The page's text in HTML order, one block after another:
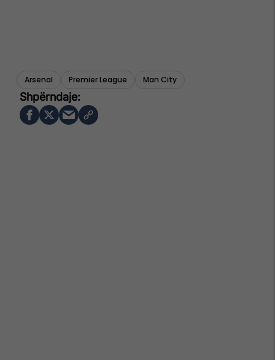
Arsenal Premier League Man City